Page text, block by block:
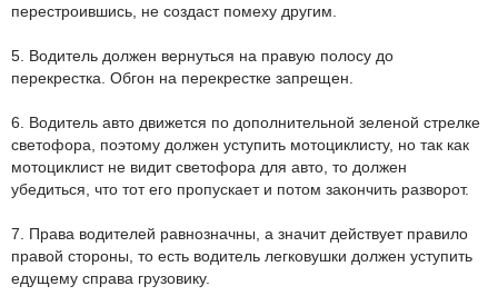
перестроившись, не создаст помеху другим.
5. Водитель должен вернуться на правую полосу до
перекрестка. Обгон на перекрестке запрещен.
6. Водитель авто движется по дополнительной зеленой стрелке
светофора, поэтому должен уступить мотоциклисту, но так как
мотоциклист не видит светофора для авто, то должен
убедиться, что тот его пропускает и потом закончить разворот.
7. Права водителей равнозначны, а значит действует правило
правой стороны, то есть водитель легковушки должен уступить
едущему справа грузовику.